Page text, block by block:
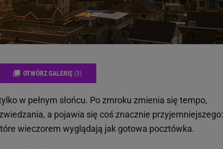
OTWÓRZ GALERIĘ (3)
w pełnym słońcu. Po zmroku zmienia się tempo,
a pojawia się coś znacznie przyjemniejszego:
wieczorem wyglądają jak gotowa pocztówka.